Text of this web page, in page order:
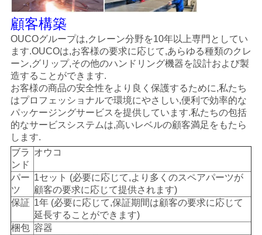
顧客構築
OUCOグループは,クレーン分野を10年以上専門としてい
ます.OUCOは,お客様の要求に応じて,あらゆる種類のクレ
ーン,グリップ,その他のハンドリング機器を設計および製
造することができます.
お客様の商品の安全性をより良く保護するために,私たち
はプロフェッショナルで環境にやさしい,便利で効率的な
パッケージングサービスを提供しています.私たちの包括
的なサービスシステムは,高いレベルの顧客満足をもたら
します.
ブラ
ンド
オウコ
パー
ツ
1セット (必要に応じて,より多くのスペアパーツが
顧客の要求に応じて提供されます)
保証 1年 (必要に応じて,保証期間は顧客の要求に応じて
延長することができます)
梱包 容器